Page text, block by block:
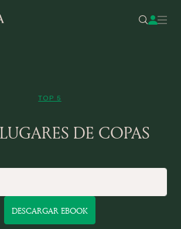
TOP 5
DE COPAS
DESCARGAR EBOOK